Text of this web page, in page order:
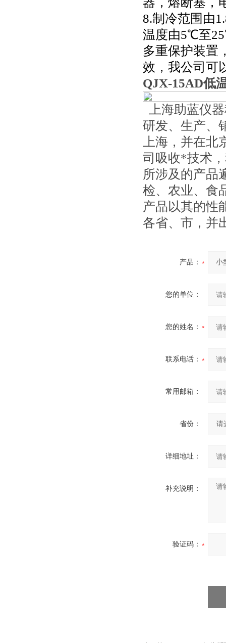
8.制冷范围由
温度由5℃至
多重保护装置
效，我公司可
QJX-15AD低
上海助蓝仪
研发、生产、
上海，并在
司吸收*技术
所涉及的产品
检、农业、食
产品以其的性
各省、市，并
产品：
您的单位：
您的姓名：
联系电话：
常用邮箱：
省份：
详细地址：
补充说明：
验证码：